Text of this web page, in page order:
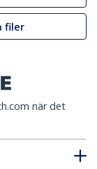
filer
när det